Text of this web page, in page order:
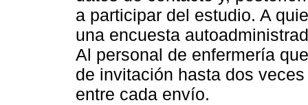
a participar del estudio. A
una encuesta
Al personal de enfermería
de invitación hasta dos
entre cada envío.